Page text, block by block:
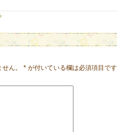
ん。 * が付いている欄は必須項目です